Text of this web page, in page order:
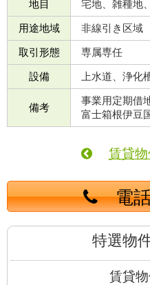
地目 宅地、雑種地
用途地域 非線引き区域
取引形態 専属専任
設備 上水道、浄化
備考
事業用定期借
富士箱根伊豆
賃貸
電話
特選物
賃貸物